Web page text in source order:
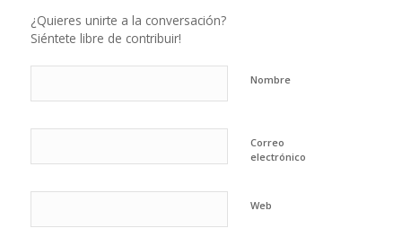
¿Quieres unirte a la conversación?
Siéntete libre de contribuir!
Nombre
Correo
electrónico
Web